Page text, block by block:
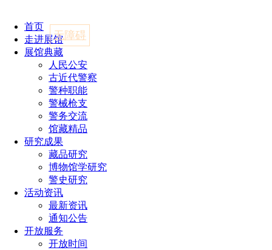
无障碍
首页
走进展馆
展馆典藏
人民公安
古近代警察
警种职能
警械枪支
警务交流
馆藏精品
研究成果
藏品研究
博物馆学研究
警史研究
活动资讯
最新资讯
通知公告
开放服务
开放时间